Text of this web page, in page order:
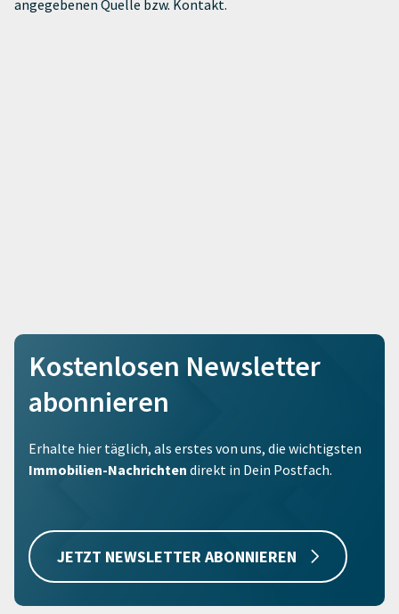
angegebenen Quelle bzw. Kontakt.
Kostenlosen Newsletter
abonnieren
Erhalte hier täglich, als erstes von uns, die wichtigsten
Immobilien-Nachrichten direkt in Dein Postfach.
JETZT NEWSLETTER ABONNIEREN